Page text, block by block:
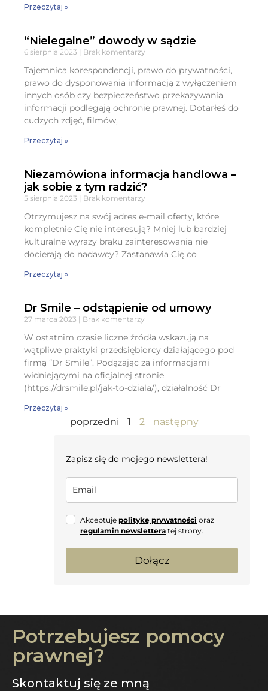
Przeczytaj »
“Nielegalne” dowody w sądzie
6 sierpnia 2023 Brak komentarzy
Tajemnica korespondencji, prawo do prywatności,
prawo do dysponowania informacją z wyłączeniem
innych osób czy bezpieczeństwo przekazywania
informacji podlegają ochronie prawnej. Dotarłeś do
cudzych zdjęć, filmów,
Przeczytaj »
Niezamówiona informacja handlowa –
jak sobie z tym radzić?
5 sierpnia 2023 Brak komentarzy
Otrzymujesz na swój adres e-mail oferty, które
kompletnie Cię nie interesują? Mniej lub bardziej
kulturalne wyrazy braku zainteresowania nie
docierają do nadawcy? Zastanawia Cię co
Przeczytaj »
Dr Smile – odstąpienie od umowy
27 marca 2023 Brak komentarzy
W ostatnim czasie liczne źródła wskazują na
wątpliwe praktyki przedsiębiorcy działającego pod
firmą “Dr Smile”. Podążając za informacjami
widniejącymi na oficjalnej stronie
(https://drsmile.pl/jak-to-dziala/), działalność Dr
Przeczytaj »
poprzedni 1 2 następny
Zapisz się do mojego newslettera!
Akceptuję politykę prywatności oraz
regulamin newslettera tej strony.
Dołącz
Potrzebujesz pomocy
prawnej?
Skontaktuj się ze mną